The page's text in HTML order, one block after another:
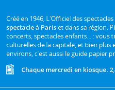
Créé en 1946, L'Officiel des
spectacle à Pariset dans sa région.
concerts, spectacles enfants... :
culturelles de la capitale, et bien plus
environs, c'est aussi le guide papier
Chaque mercredi en kiosque.